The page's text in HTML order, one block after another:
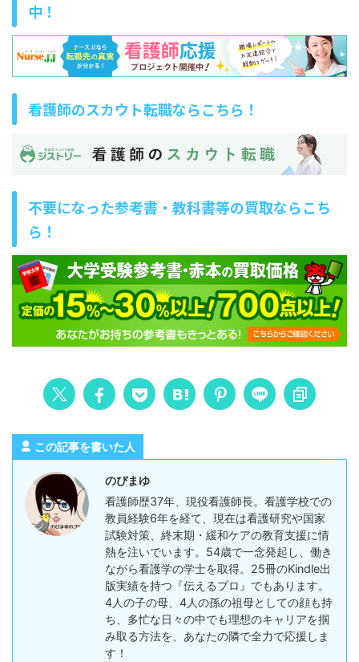
中！
看護師のスカウト転職ならこちら！
不要になった参考書・教科書等の買取ならこち
ら！
この記事を書いた人
のぴまゆ
看護師歴37年、現役看護師長。看護学校での
教員経験6年を経て、現在は看護研究や国家
試験対策、終末期・緩和ケアの教育支援に情
熱を注いでいます。54歳で一念発起し、働き
ながら看護学の学士を取得。25冊のKindle出
版実績を持つ『伝えるプロ』でもあります。
4人の子の母、4人の孫の祖母としての顔も持
ち、多忙な日々の中でも理想のキャリアを掴
み取る方法を、あなたの隣で全力で応援しま
す！